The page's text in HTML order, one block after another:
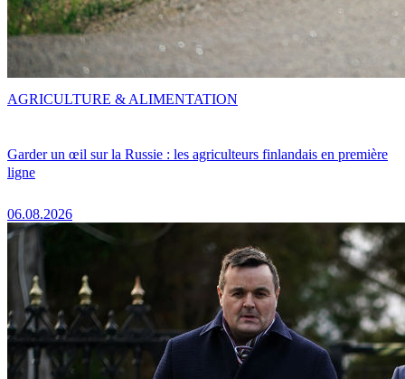
Garder un œil sur la Russie : les agriculteurs finlandais en première
ligne
06.08.2026
AGRICULTURE & ALIMENTATION